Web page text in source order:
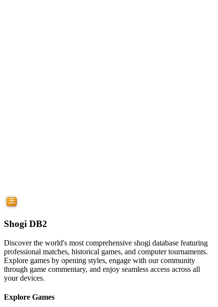
Shogi DB2
Discover the world's most comprehensive shogi database featuring
professional matches, historical games, and computer tournaments.
Explore games by opening styles, engage with our community
through game commentary, and enjoy seamless access across all
your devices.
Explore Games